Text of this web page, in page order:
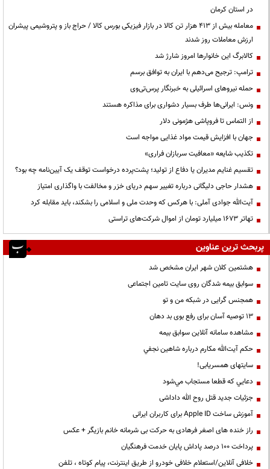
در استان کرمان
معامله بیش از ۴۱۳ هزار تن کالا در بازار فیزیکی بورس کالا / حراج باز و پتروشیمی پیشران
ارزش معاملات روز شدند
کالابرگ این خانوارها امروز شارژ شد
ترامپ: ترجیح می‌دهم با ایران به توافق برسم
حمله نیروهای اسرائیلی به خبرنگار پرس‌تی‌وی
ونس: ایرانی‌ها طرف بسیار دشواری برای مذاکره هستند
از التماس تا فروپاشی هژمونی دلار
جهان با افزایش قیمت مواد غذایی مواجه است
تکذیب شایعه «معافیت سربازان فراری»
تقسیم غنایم مدیران یا دفاع از تولید؛ پشت‌پرده درخواست توقف یک آیین‌نامه چه بود؟
هشدار حاجی دلیگانی درباره تغییر سهم دریای خزر و مخالفت با واگذاری امتیاز
آیت‌الله جوادی آملی: با هرکس که وحدت ملی و اسلامی را بشکند، باید مقابله کرد
تهاتر ۱۶۷۳ میلیارد تومان از اموال شرکت‌های تراستی
پربحث ترین عناوین
هشتمین کلان شهر ایران مشخص شد
سوابق بیمه شدگان روی سایت تامین اجتماعی
همجنس گرایی در شبکه من و تو
13 توصیه آسان برای رفع بوی بد دهان
مشاهده سامانه آنلاين سوابق بیمه
حكم آيت‌الله مكارم درباره شاهين نجفي
سایتهای همسریابی!
دعايي كه قطعا مستجاب مي‌شود
جزئیات جدید قتل روح الله داداشی
آموزش ساخت Apple ID برای کاربران ایرانی
راز خنده های اصغر فرهادی به حرکت بی شرمانه خانم بازیگر + عکس
پرداخت ۱۰۰ درصد پاداش پایان خدمت فرهنگیان
خلافی آنلاین/استعلام خلافی خودرو از طریق اینترنت، پیام کوتاه ، تلفن